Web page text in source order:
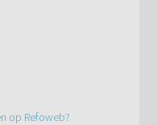
op Refoweb?